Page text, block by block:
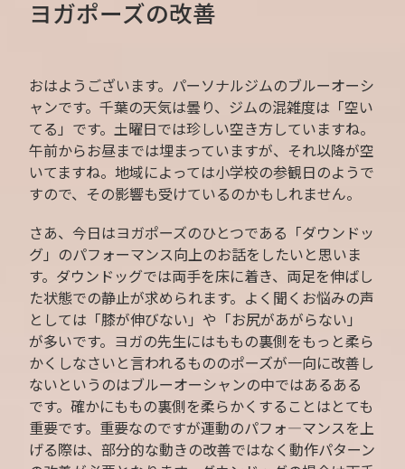
ヨガポーズの改善
おはようございます。パーソナルジムのブルーオーシ
ャンです。千葉の天気は曇り、ジムの混雑度は「空い
てる」です。土曜日では珍しい空き方していますね。
午前からお昼までは埋まっていますが、それ以降が空
いてますね。地域によっては小学校の参観日のようで
すので、その影響も受けているのかもしれません。
さあ、今日はヨガポーズのひとつである「ダウンドッ
グ」のパフォーマンス向上のお話をしたいと思いま
す。ダウンドッグでは両手を床に着き、両足を伸ばし
た状態での静止が求められます。よく聞くお悩みの声
としては「膝が伸びない」や「お尻があがらない」
が多いです。ヨガの先生にはももの裏側をもっと柔ら
かくしなさいと言われるもののポーズが一向に改善し
ないというのはブルーオーシャンの中ではあるある
です。確かにももの裏側を柔らかくすることはとても
重要です。重要なのですが運動のパフォ―マンスを上
げる際は、部分的な動きの改善ではなく動作パターン